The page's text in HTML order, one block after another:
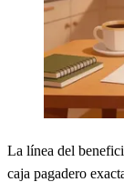
La línea del
caja pagadero